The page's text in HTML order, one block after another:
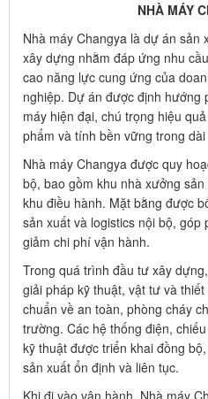
NHÀ MÁY
Nhà máy Changya là dự án
xây dựng nhằm đáp ứng nhu
cao năng lực cung ứng của
nghiệp. Dự án được định hướng
máy hiện đại, chú trọng hiệu
phẩm và tính bền vững trong dài
Nhà máy Changya được quy
bộ, bao gồm khu nhà xưởng
khu điều hành. Mặt bằng được
sản xuất và logistics nội bộ,
giảm chi phí vận hành.
Trong quá trình đầu tư xây
giải pháp kỹ thuật, vật tư và
chuẩn về an toàn, phòng cháy
trường. Các hệ thống điện,
kỹ thuật được triển khai đồng
sản xuất ổn định và liên tục.
Khi đi vào vận hành, Nhà máy